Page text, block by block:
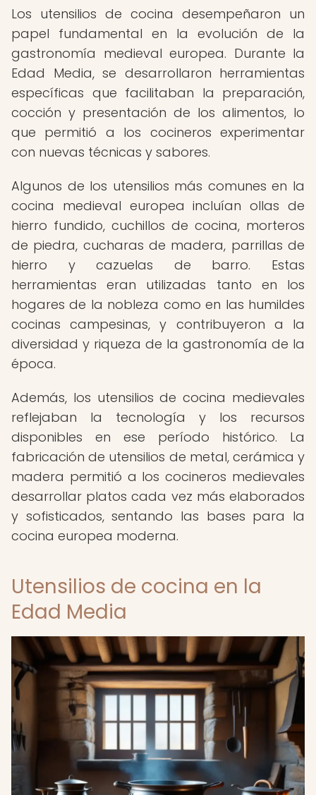
Los utensilios de cocina desempeñaron un
papel fundamental en la evolución de la
gastronomía medieval europea. Durante la
Edad Media, se desarrollaron herramientas
específicas que facilitaban la preparación,
cocción y presentación de los alimentos, lo
que permitió a los cocineros experimentar
con nuevas técnicas y sabores.
Algunos de los utensilios más comunes en la
cocina medieval europea incluían ollas de
hierro fundido, cuchillos de cocina, morteros
de piedra, cucharas de madera, parrillas de
hierro y cazuelas de barro. Estas
herramientas eran utilizadas tanto en los
hogares de la nobleza como en las humildes
cocinas campesinas, y contribuyeron a la
diversidad y riqueza de la gastronomía de la
época.
Además, los utensilios de cocina medievales
reflejaban la tecnología y los recursos
disponibles en ese período histórico. La
fabricación de utensilios de metal, cerámica y
madera permitió a los cocineros medievales
desarrollar platos cada vez más elaborados
y sofisticados, sentando las bases para la
cocina europea moderna.
Utensilios de cocina en la
Edad Media